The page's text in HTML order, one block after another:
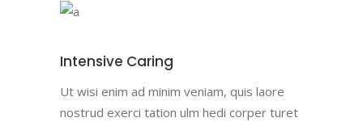
Intensive Caring
Ut wisi enim ad minim veniam, quis laore
nostrud exerci tation ulm hedi corper turet